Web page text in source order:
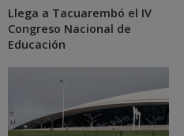
Llega a Tacuarembó el IV
Congreso Nacional de
Educación